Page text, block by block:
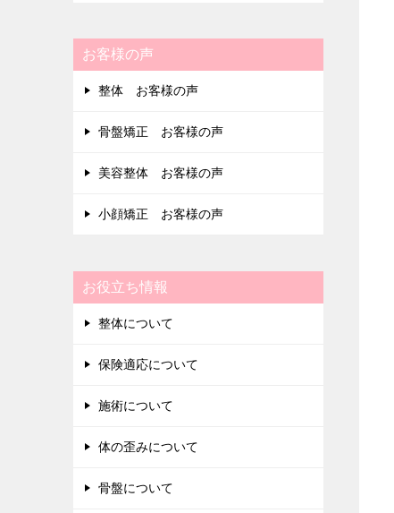
お客様の声
整体 お客様の声
骨盤矯正 お客様の声
美容整体 お客様の声
小顔矯正 お客様の声
お役立ち情報
整体について
保険適応について
施術について
体の歪みについて
骨盤について